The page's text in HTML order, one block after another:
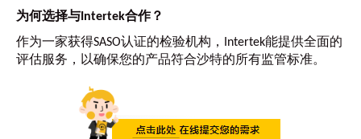
为何选择与Intertek合作？
作为一家获得SASO认证的检验机构，Intertek能提供全面的
评估服务，以确保您的产品符合沙特的所有监管标准。